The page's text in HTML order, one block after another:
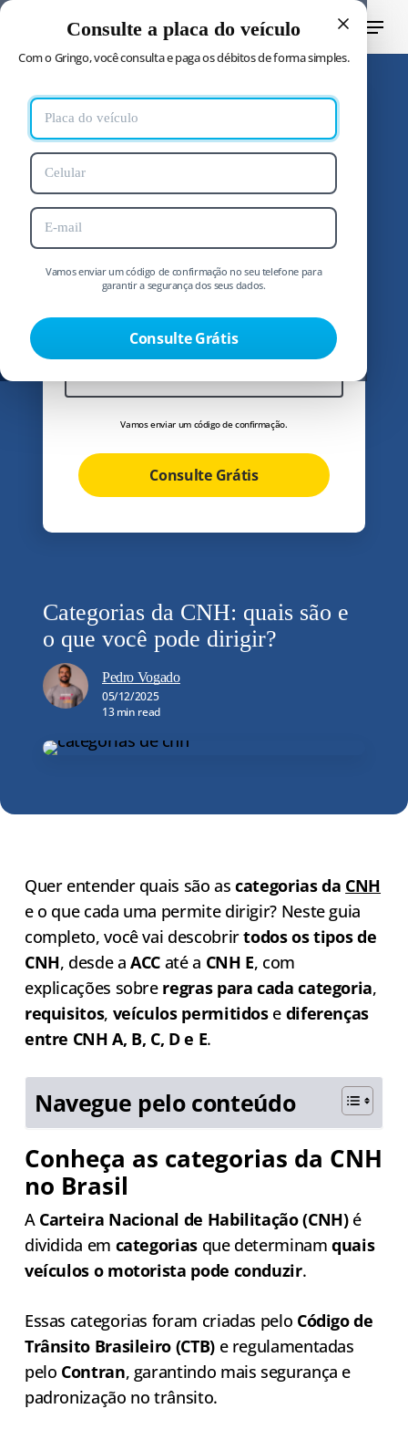
Pular
principal
Menu
Consultar placa online
Com o Gringo, você resolve tudo do veículo
pela internet, de forma prática e segura.
Vamos enviar um código de confirmação.
Consulte Grátis
Categorias da CNH: quais são e
o que você pode dirigir?
Pedro Vogado
05/12/2025
13 min read
Quer entender quais são ascategorias da CNH
e o que cada uma permite dirigir? Neste guia
completo, você vai descobrirtodos os tipos de
CNH, desde aACC até a CNH E, com
explicações sobre regras para cada categoria,
requisitos, veículos permitidose diferenças
entre CNH A, B, C, D e E.
Navegue pelo conteúdo
Conheça as categorias da CNH
no Brasil
A Carteira Nacional de Habilitação (CNH)é
dividida em categoriasque determinamquais
veículos o motorista pode conduzir.
Essas categorias foram criadas pelo Código de
Trânsito Brasileiro (CTB)e regulamentadas
pelo Contran, garantindo mais segurança e
padronização no trânsito.
Consulte a placa do veículo
Com o Gringo, você consulta e paga os débitos de forma simples.
Vamos enviar um código de confirmação no seu telefone para
garantir a segurança dos seus dados.
Consulte Grátis